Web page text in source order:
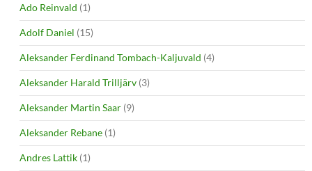
Ado Reinvald (1)
Adolf Daniel (15)
Aleksander Ferdinand Tombach-Kaljuvald (4)
Aleksander Harald Trilljärv (3)
Aleksander Martin Saar (9)
Aleksander Rebane (1)
Andres Lattik (1)